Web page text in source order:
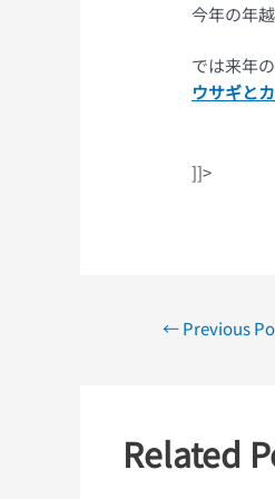
今年の年
では来年
ウサギと
]]>
←Previous
Related